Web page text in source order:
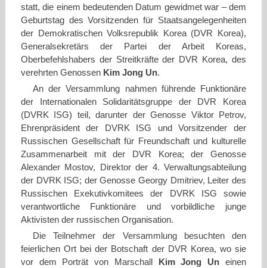
statt, die einem bedeutenden Datum gewidmet war – dem
Geburtstag des Vorsitzenden für Staatsangelegenheiten
der Demokratischen Volksrepublik Korea (DVR Korea),
Generalsekretärs der Partei der Arbeit Koreas,
Oberbefehlshabers der Streitkräfte der DVR Korea, des
verehrten Genossen Kim Jong Un.
An der Versammlung nahmen führende Funktionäre
der Internationalen Solidaritätsgruppe der DVR Korea
(DVRK ISG) teil, darunter der Genosse Viktor Petrov,
Ehrenpräsident der DVRK ISG und Vorsitzender der
Russischen Gesellschaft für Freundschaft und kulturelle
Zusammenarbeit mit der DVR Korea; der Genosse
Alexander Mostov, Direktor der 4. Verwaltungsabteilung
der DVRK ISG; der Genosse Georgy Dmitriev, Leiter des
Russischen Exekutivkomitees der DVRK ISG sowie
verantwortliche Funktionäre und vorbildliche junge
Aktivisten der russischen Organisation.
Die Teilnehmer der Versammlung besuchten den
feierlichen Ort bei der Botschaft der DVR Korea, wo sie
vor dem Porträt von Marschall
Kim Jong Un einen